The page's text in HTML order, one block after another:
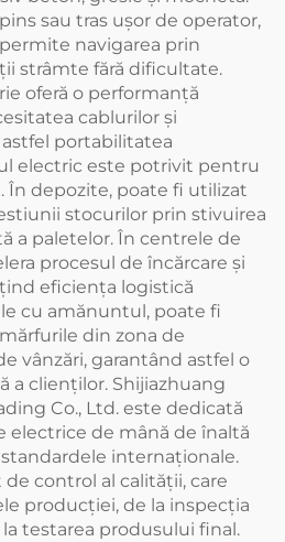
sau tras ușor de operator,
navigarea prin
strâmte fără dificultate.
oferă o performanță
cablurilor și
portabilitatea
electric este potrivit pentru
În depozite, poate fi utilizat
stocurilor prin stivuirea
a paletelor. În centrele de
procesul de încărcare și
eficiența logistică
cu amănuntul, poate fi
din zona de
vânzări, garantând astfel o
a clienților. Shijiazhuang
Co., Ltd. este dedicată
electrice de mână de înaltă
internaționale.
control al calității, care
producției, de la inspecția
testarea produsului final.